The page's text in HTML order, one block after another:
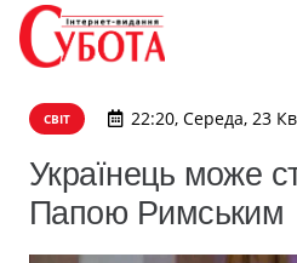
СВІТ 22:20, Середа, 23
Українець може
Папою Римським